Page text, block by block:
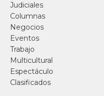
Judiciales
Columnas
Negocios
Eventos
Trabajo
Multicultural
Espectáculo
Clasificados